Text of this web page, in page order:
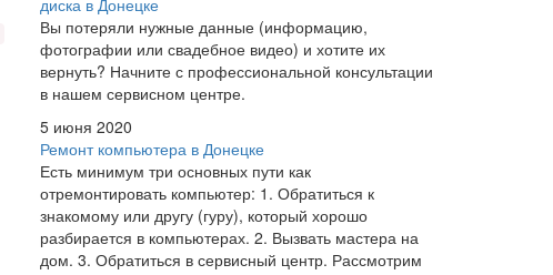
Вы потеряли нужные данные (информацию,
фотографии или свадебное видео) и хотите их
вернуть? Начните с профессиональной консультации
в нашем сервисном центре.
5 июня 2020
Ремонт компьютера в Донецке
Есть минимум три основных пути как
отремонтировать компьютер: 1. Обратиться к
знакомому или другу (гуру), который хорошо
разбирается в компьютерах. 2. Вызвать мастера на
дом. 3. Обратиться в сервисный центр. Рассмотрим